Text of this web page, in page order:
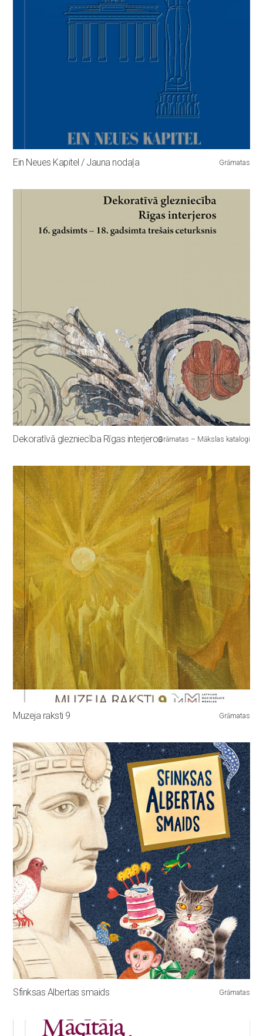
Ein Neues Kapitel / Jauna nodaļa Grāmatas
Dekoratīvā glezniecība Rīgas interjerosGrāmatas – Mākslas katalogi
Muzeja raksti 9 Grāmatas
Sfinksas Albertas smaids Grāmatas